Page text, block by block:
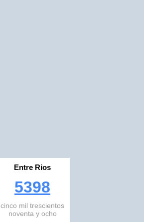
Entre Rios
5398
cinco mil trescientos
noventa y ocho